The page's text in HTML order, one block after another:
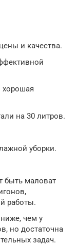
и качества.
на 30 литров.
уборки.
быть маловат
работы.
чем у
но достаточна
задач.